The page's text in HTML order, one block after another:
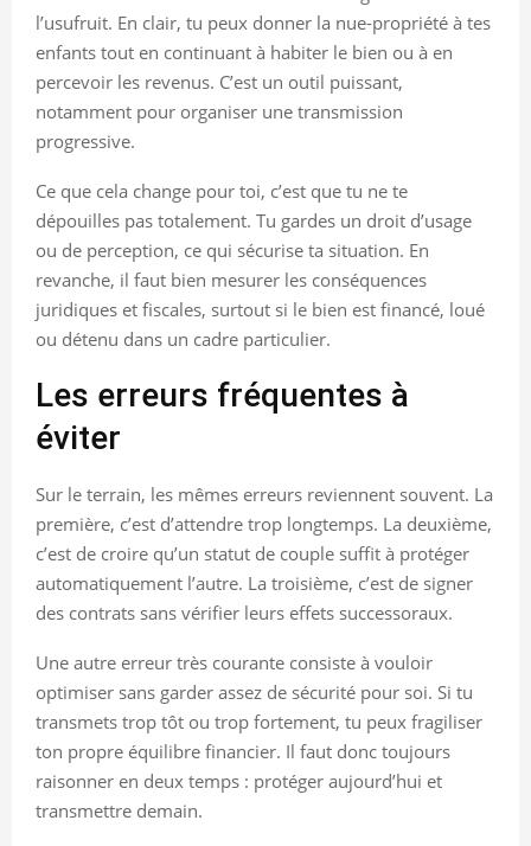
l’usufruit. En clair, tu peux donner la nue-propriété à tes
enfants tout en continuant à habiter le bien ou à en
percevoir les revenus. C’est un outil puissant,
notamment pour organiser une transmission
progressive.
Ce que cela change pour toi, c’est que tu ne te
dépouilles pas totalement. Tu gardes un droit d’usage
ou de perception, ce qui sécurise ta situation. En
revanche, il faut bien mesurer les conséquences
juridiques et fiscales, surtout si le bien est financé, loué
ou détenu dans un cadre particulier.
Les erreurs fréquentes à
éviter
Sur le terrain, les mêmes erreurs reviennent souvent. La
première, c’est d’attendre trop longtemps. La deuxième,
c’est de croire qu’un statut de couple suffit à protéger
automatiquement l’autre. La troisième, c’est de signer
des contrats sans vérifier leurs effets successoraux.
Une autre erreur très courante consiste à vouloir
optimiser sans garder assez de sécurité pour soi. Si tu
transmets trop tôt ou trop fortement, tu peux fragiliser
ton propre équilibre financier. Il faut donc toujours
raisonner en deux temps : protéger aujourd’hui et
transmettre demain.